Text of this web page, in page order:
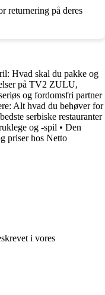
returnering på deres
Hvad skal du pakke og
på TV2 ZULU,
og fordomsfri partner
Alt hvad du behøver for
serbiske restauranter
og -spil • Den
priser hos Netto
i vores